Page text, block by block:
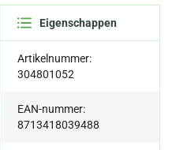
Eigenschappen
Artikelnummer:
304801052
EAN-nummer:
8713418039488